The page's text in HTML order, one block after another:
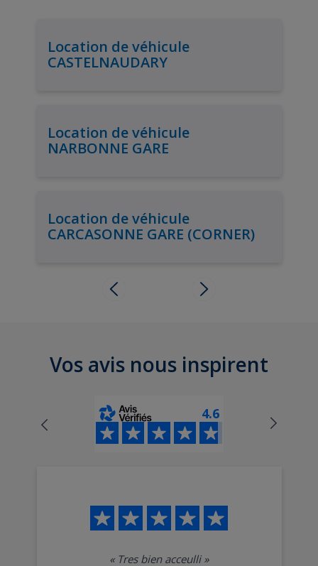
Location de véhicule
CASTELNAUDARY
Location de véhicule
NARBONNE GARE
Location de véhicule
CARCASONNE GARE (CORNER)
Vos avis nous inspirent
4.6
« Tres bien acceulli»